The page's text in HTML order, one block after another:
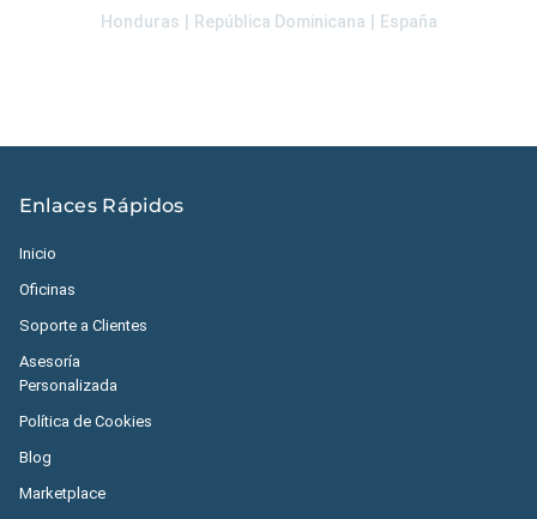
Honduras
República Dominicana España
Enlaces Rápidos
Inicio
Oficinas
Soporte a Clientes
Asesoría
Personalizada
Política de Cookies
Blog
Marketplace